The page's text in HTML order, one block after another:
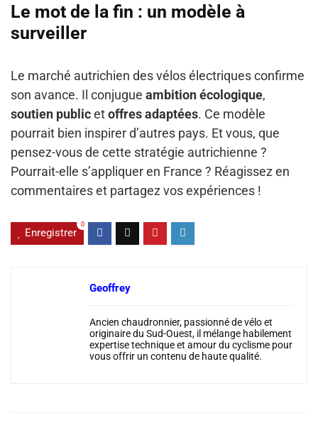
Le mot de la fin : un modèle à
surveiller
Le marché autrichien des vélos électriques confirme
son avance. Il conjugue ambition écologique,
soutien publicetoffres adaptées. Ce modèle
pourrait bien inspirer d’autres pays. Et vous, que
pensez-vous de cette stratégie autrichienne ?
Pourrait-elle s’appliquer en France ? Réagissez en
commentaires et partagez vos expériences !
Enregistrer
0
Geoffrey
Ancien chaudronnier, passionné de vélo et
originaire du Sud-Ouest, il mélange habilement
expertise technique et amour du cyclisme pour
vous offrir un contenu de haute qualité.